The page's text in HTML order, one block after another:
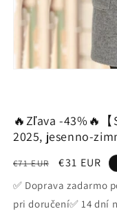
modálnom
okne
🔥Zľava -43%🔥
2025, jesenno-
Normálna
cena
€71 EUR
Cena
zľave
€31 EUR
✅ Doprava zadarmo
pri doručení✅ 14 dní